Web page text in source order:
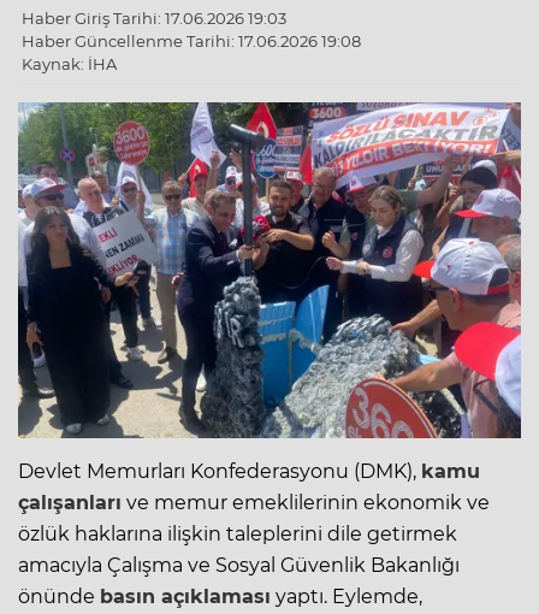
Haber Giriş Tarihi: 17.06.2026 19:03
Haber Güncellenme Tarihi: 17.06.2026 19:08
Kaynak: İHA
Devlet Memurları Konfederasyonu (DMK), kamu
çalışanları ve memur emeklilerinin ekonomik ve
özlük haklarına ilişkin taleplerini dile getirmek
amacıyla Çalışma ve Sosyal Güvenlik Bakanlığı
önünde basın açıklaması yaptı. Eylemde,